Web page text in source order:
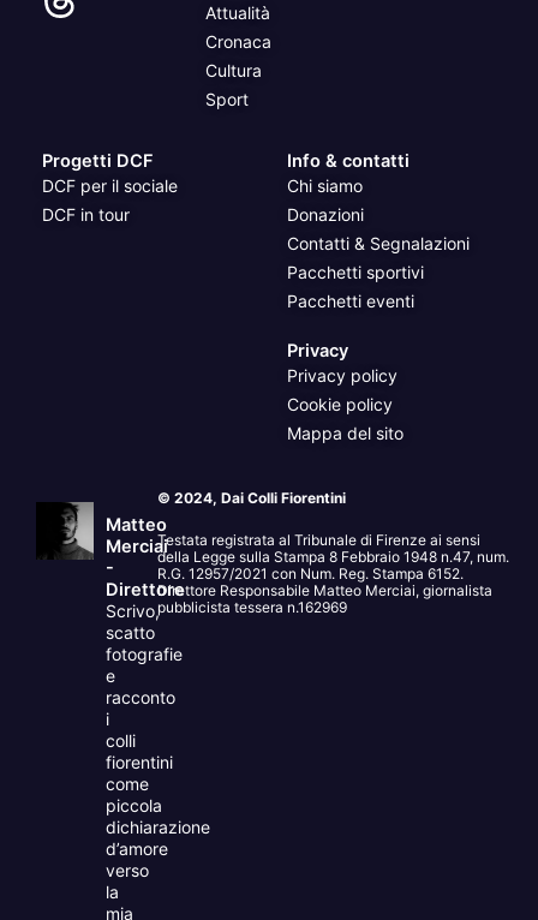
Attualità
Cronaca
Cultura
Sport
Progetti DCF
DCF per il sociale
DCF in tour
Info & contatti
Chi siamo
Donazioni
Contatti & Segnalazioni
Pacchetti sportivi
Pacchetti eventi
Privacy
Privacy policy
Cookie policy
Mappa del sito
Matteo
Merciai
-
Direttore
Scrivo,
scatto
fotografie
e
racconto
i
colli
fiorentini
come
piccola
dichiarazione
d’amore
verso
la
mia
© 2024, Dai Colli Fiorentini
Testata registrata al Tribunale di Firenze ai sensi
della Legge sulla Stampa 8 Febbraio 1948 n.47, num.
R.G. 12957/2021 con Num. Reg. Stampa 6152.
Direttore Responsabile Matteo Merciai, giornalista
pubblicista tessera n.162969